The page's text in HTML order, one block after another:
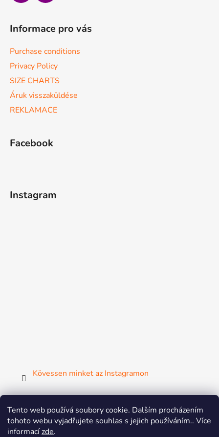
Tento web používá soubory cookie. Dalším procházením
tohoto webu vyjadřujete souhlas s jejich používáním.. Více
informacízde.
Informace pro vás
Purchase conditions
Privacy Policy
SIZE CHARTS
Áruk visszaküldése
REKLAMACE
Facebook
Instagram
Kövessen minket az Instagramon
ČGF ČSMG SGF FISAF MsM
ZsM